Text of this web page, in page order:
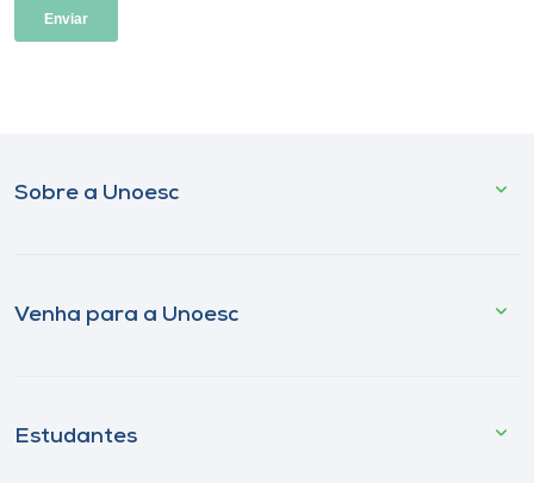
Sobre a Unoesc
Venha para a Unoesc
Estudantes